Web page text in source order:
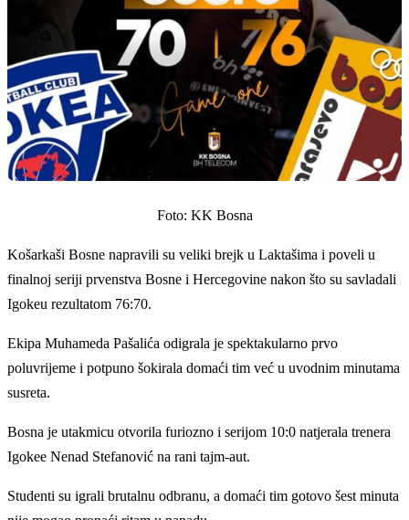
Foto: KK Bosna
Košarkaši Bosne napravili su veliki brejk u Laktašima i poveli u
finalnoj seriji prvenstva Bosne i Hercegovine nakon što su savladali
Igokeu rezultatom 76:70.
Ekipa Muhameda Pašalića odigrala je spektakularno prvo
poluvrijeme i potpuno šokirala domaći tim već u uvodnim minutama
susreta.
Bosna je utakmicu otvorila furiozno i serijom 10:0 natjerala trenera
Igokee Nenad Stefanović na rani tajm-aut.
Studenti su igrali brutalnu odbranu, a domaći tim gotovo šest minuta